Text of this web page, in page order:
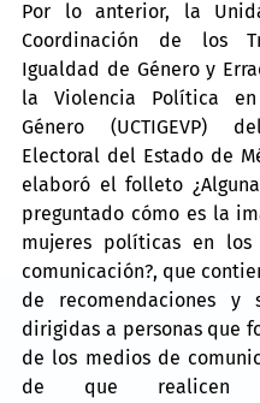
Por lo anterior, la
Coordinación de los
Igualdad de Género y
la Violencia Política
Género (UCTIGEVP)
Electoral del Estado de
elaboró el folleto
preguntado cómo es la
mujeres políticas en los
comunicación?, que
de recomendaciones y
dirigidas a personas que
de los medios de
de que realicen